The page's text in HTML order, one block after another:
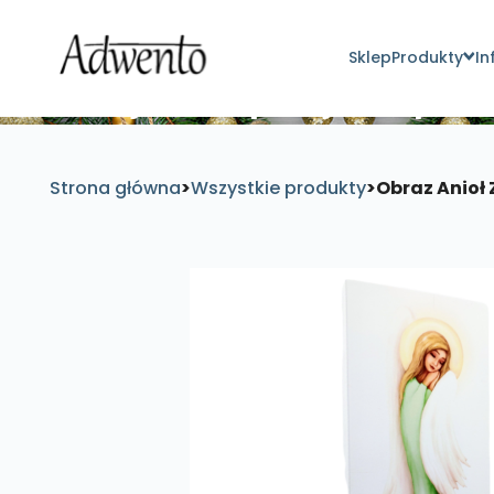
SklepProdukty
Strona główna>Wszystkie produkty>Obraz Anioł